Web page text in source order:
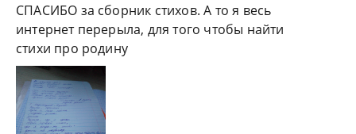
СПАСИБО за сборник стихов. А то я весь
интернет перерыла, для того чтобы найти
стихи про родину